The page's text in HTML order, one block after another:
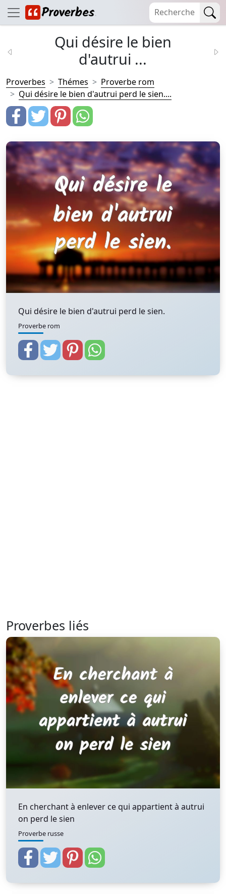
Qui désire le bien
d'autrui ...
Proverbes Thémes
Proverbe rom
Qui désire le bien d'autrui perd le sien....
Qui désire le bien d'autrui perd le sien.
Proverbe rom
Proverbes liés
En cherchant à enlever ce qui appartient à autrui
on perd le sien
Proverbe russe